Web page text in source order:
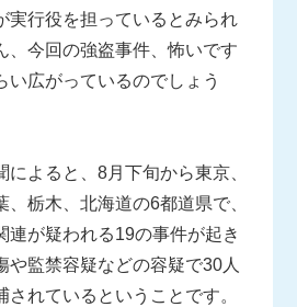
実行役を担っているとみられ
、今回の強盗事件、怖いです
い広がっているのでしょう
によると、8月下旬から東京、
、栃木、北海道の6都道県で、
連が疑われる19の事件が起き
や監禁容疑などの容疑で30人
されているということです。